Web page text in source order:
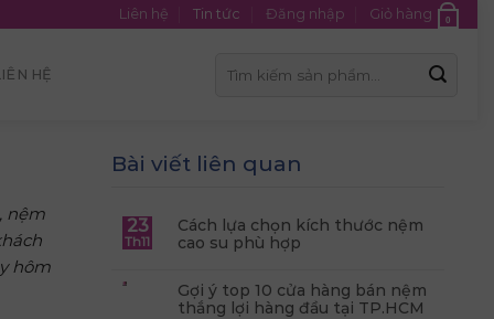
Liên hệ Tin tức Đăng nhập Giỏ hàng 0
HỆ
kiếm:
nệm
hôm
Bài viết liên quan
23
Th11
Cách lựa chọn kích thước nệm
cao su phù hợp
Gợi ý top 10 cửa hàng bán nệm
thắng lợi hàng đầu tại TP.HCM